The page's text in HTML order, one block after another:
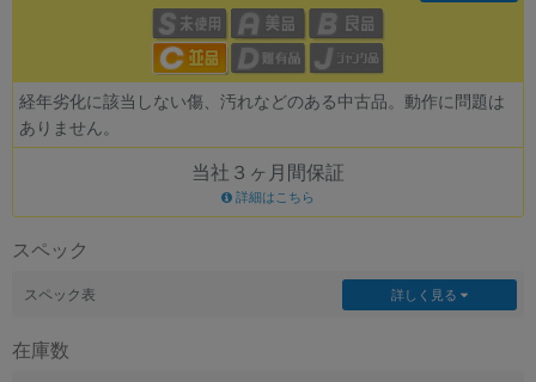
経年劣化に該当しない傷、汚れなどのある中古品。動作に問題は
ありません。
当社３ヶ月間保証
詳細はこちら
スペック
スペック表 詳しく見る
在庫数
~
容量
~
モニタサイズ